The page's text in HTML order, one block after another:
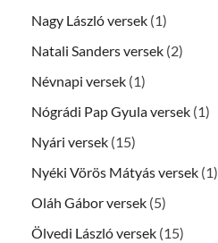
Nagy László versek (1)
Natali Sanders versek (2)
Névnapi versek (1)
Nógrádi Pap Gyula versek (1)
Nyári versek (15)
Nyéki Vörös Mátyás versek (1)
Oláh Gábor versek (5)
Ölvedi László versek (15)